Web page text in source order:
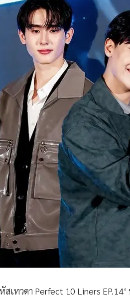
เทวดา Perfect 10 Liners